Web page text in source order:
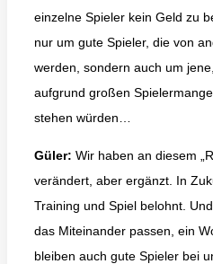
einzelne Spieler kein Geld zu
nur um gute Spieler, die von
werden, sondern auch um
aufgrund großen
stehen würden…
Güler: Wir haben an diesem
verändert, aber ergänzt. In
Training und Spiel belohnt.
das Miteinander passen, ein
bleiben auch gute Spieler bei